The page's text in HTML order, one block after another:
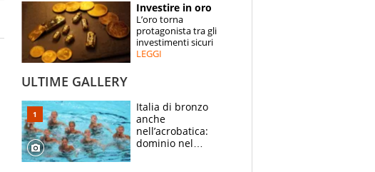
SPECIALI
ESPERTI
Investire in oro
L’oro torna
protagonista tra gli
investimenti sicuri
LEGGI
ULTIME GALLERY
Italia di bronzo
anche
nell’acrobatica:
dominio nel